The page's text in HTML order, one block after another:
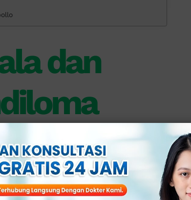
dan
jenishuman papilloma